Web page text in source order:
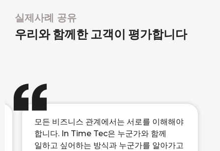
실제사례 공유
우리와 함께한 고객이 평가합니다
ITT는 효율적이고 혁신적인 축사관리
소프트웨어를 만들기 위해 최선을 다했고,
그 결과물을 만들어냈습니다. 처음부터 우리